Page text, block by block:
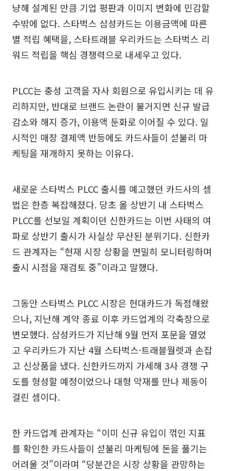
냥해 설계된 만큼 기업 평판과 이미지 변화에 민감할
수밖에 없다. 스타벅스 삼성카드는 이용금액에 따른
별 적립 혜택을, 스타트래블 우리카드는 스타벅스 리
워드 적립을 핵심 경쟁력으로 내세우고 있다.
PLCC는 충성 고객을 자사 회원으로 유입시키는 데 유
리하지만, 반대로 브랜드 논란이 불거지면 신규 발급
감소와 해지 증가, 이용액 둔화로 이어질 수 있다. 일
시적인 매장 결제액 반등에도 카드사들이 섣불리 마
케팅을 재개하지 못하는 이유다.
새로운 스타벅스 PLCC 출시를 예고했던 카드사의 셈
법은 한층 복잡해졌다. 당초 올 상반기 내 스타벅스
PLCC를 선보일 계획이던 신한카드는 이번 사태의 여
파로 상반기 출시가 사실상 무산된 분위기다. 신한카
드 관계자는 “현재 시장 상황을 면밀히 모니터링하며
출시 시점을 재검토 중”이라고 말했다.
그동안 스타벅스 PLCC 시장은 현대카드가 독점해왔
으나, 지난해 계약 종료 이후 카드업계의 각축장으로
변모했다. 삼성카드가 지난해 9월 먼저 포문을 열었
고 우리카드가 지난 4월 스타벅스·트래블월렛과 손잡
고 신상품을 냈다. 신한카드까지 가세해 3사 경쟁 구
도를 형성할 예정이었으나 대형 악재를 만나 제동이
걸린 셈이다.
한 카드업계 관계자는 “이미 신규 유입이 꺾인 지표
를 확인한 카드사들이 섣불리 마케팅에 돈을 풀기는
어려울 것”이라며 “당분간은 시장 상황을 관망하는